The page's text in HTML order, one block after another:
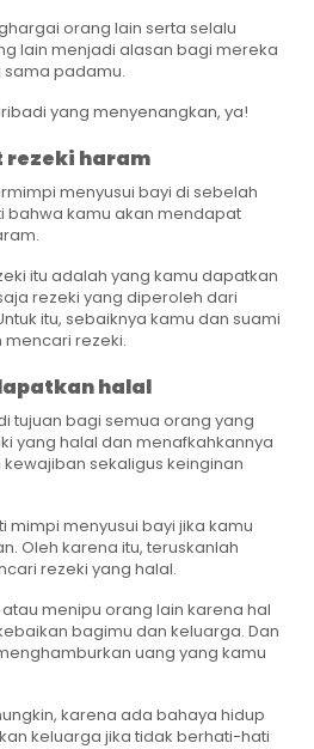
orang lain serta selalu
lain menjadi alasan bagi mereka
sama padamu.
yang menyenangkan, ya!
rezeki haram
menyusui bayi di sebelah
bahwa kamu akan mendapat
itu adalah yang kamu dapatkan
rezeki yang diperoleh dari
itu, sebaiknya kamu dan suami
rezeki.
halal
tujuan bagi semua orang yang
yang halal dan menafkahkannya
sekaligus keinginan
mimpi menyusui bayi jika kamu
Oleh karena itu, teruskanlah
rezeki yang halal.
menipu orang lain karena hal
bagimu dan keluarga. Dan
uang yang kamu
karena ada bahaya hidup
keluarga jika tidak berhati-hati